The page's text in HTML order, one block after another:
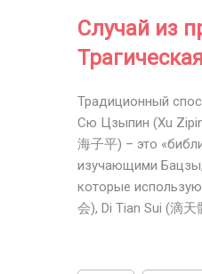
Случай из
Традиционный
Сю Цзыпин (Xu
海子平) – это
изучающими Бацзы,
которые
会), Di Tian Sui (滴